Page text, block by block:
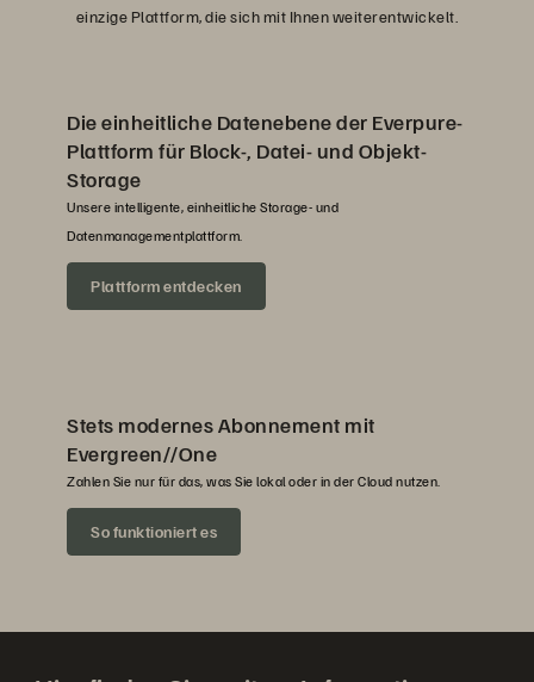
einzige Plattform, die sich mit Ihnen weiterentwickelt.
Die einheitliche Datenebene der Everpure-
Plattform für Block-, Datei- und Objekt-
Storage
Unsere intelligente, einheitliche Storage- und
Datenmanagementplattform.
Plattform entdecken
Stets modernes Abonnement mit
Evergreen//One
Zahlen Sie nur für das, was Sie lokal oder in der Cloud nutzen.
So funktioniert es